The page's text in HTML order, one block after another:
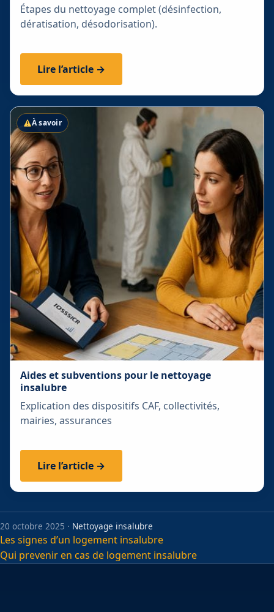
Étapes du nettoyage complet (désinfection,
dératisation, désodorisation).
Lire l’article →
À savoir
Aides et subventions pour le nettoyage
insalubre
Explication des dispositifs CAF, collectivités,
mairies, assurances
Lire l’article →
20 octobre 2025 · Nettoyage insalubre
Navigation
de
Les signes d’un logement insalubre
Qui prevenir en cas de logement insalubre